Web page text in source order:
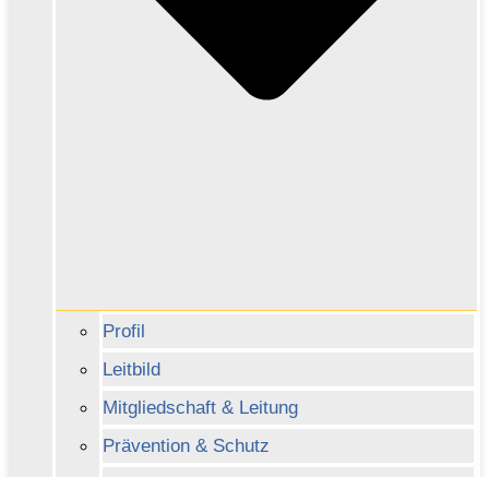
Profil
Leitbild
Mitgliedschaft & Leitung
Prävention & Schutz